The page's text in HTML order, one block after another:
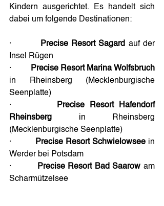
Kindern ausgerichtet. Es handelt sich
dabei um folgende Destinationen:
· Precise Resort Sagard auf der
Insel Rügen
·
Precise Resort Marina Wolfsbruch
in Rheinsberg (Mecklenburgische
Seenplatte)
·
Precise Resort Hafendorf
Rheinsberg in Rheinsberg
(Mecklenburgische Seenplatte)
·
Precise Resort Schwielowsee in
Werder bei Potsdam
·
Precise Resort Bad Saarow am
Scharmützelsee